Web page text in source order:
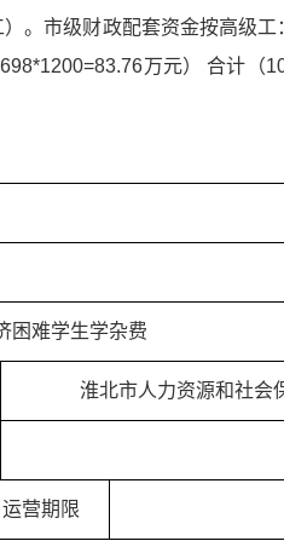
。市级财政配套资金按高级工
万元） 合计（
困难学生学杂费
淮北市人力资源和社会
运营期限